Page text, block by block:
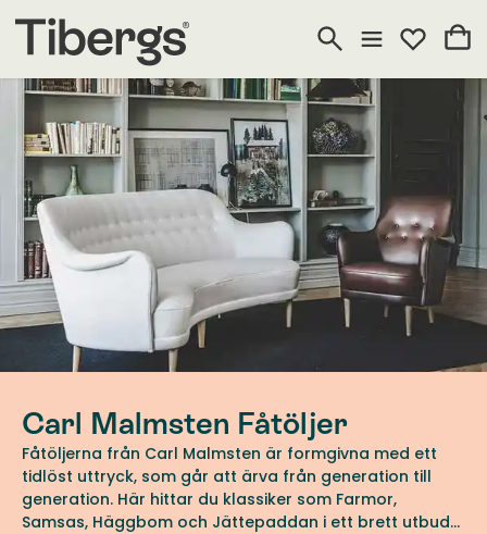
Carl Malmsten Fåtöljer
Fåtöljerna från Carl Malmsten är formgivna med ett
tidlöst uttryck, som går att ärva från generation till
generation. Här hittar du klassiker som Farmor,
Samsas, Häggbom och Jättepaddan i ett brett utbud